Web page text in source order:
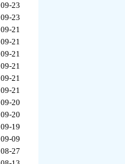
09-23
09-23
09-21
09-21
09-21
09-21
09-21
09-21
09-20
09-20
09-19
09-09
08-27